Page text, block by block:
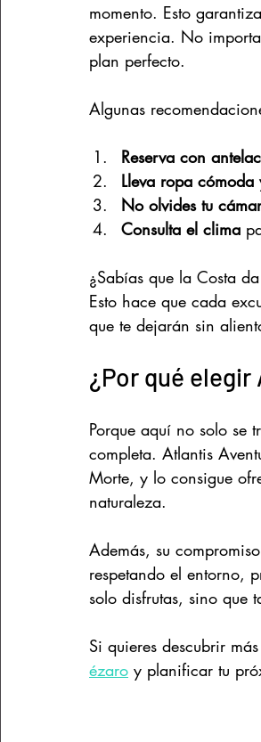
momento. Esto
experiencia. No
plan perfecto.
Algunas
Reserva con
Lleva ropa
No olvides tu
Consulta el clima
¿Sabías que la Costa
Esto hace que cada
que te dejarán sin
¿Por qué
Porque aquí no solo se
completa. Atlantis
Morte, y lo consigue
naturaleza.
Además, su
respetando el entorno,
solo disfrutas, sino que
Si quieres descubrir
ézaro y planificar tu